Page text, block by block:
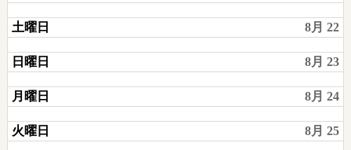
土曜日 8月 22
日曜日 8月 23
月曜日 8月 24
火曜日 8月 25